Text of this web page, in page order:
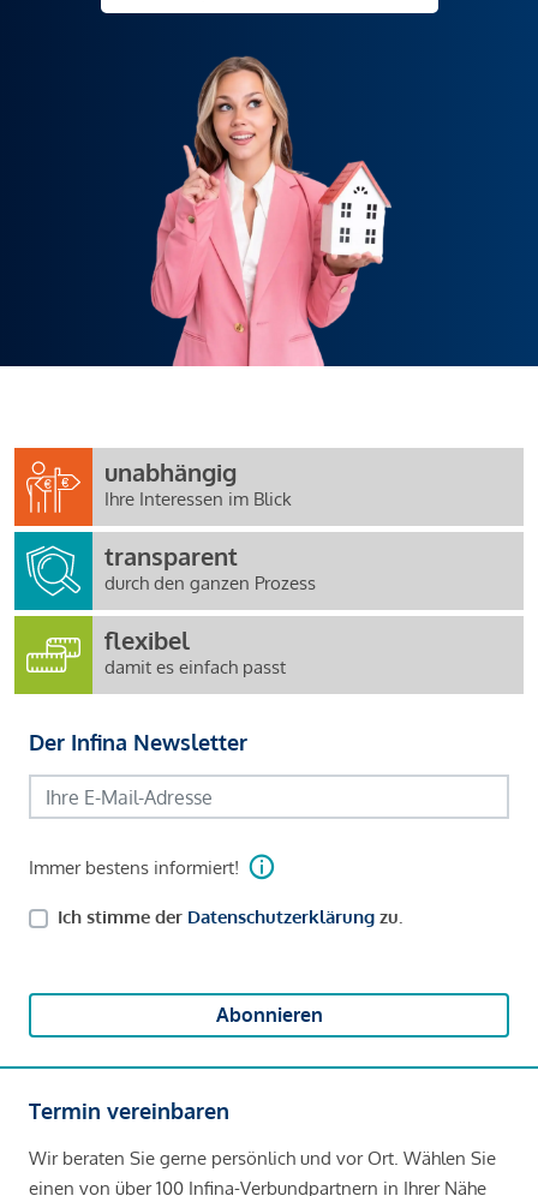
unabhängig
Ihre Interessen im Blick
transparent
durch den ganzen Prozess
flexibel
damit es einfach passt
Der Infina Newsletter
Immer bestens informiert!
Ich stimme der Datenschutzerklärung zu.
Abonnieren
Termin vereinbaren
Wir beraten Sie gerne persönlich und vor Ort. Wählen Sie
einen von über 100 Infina-Verbundpartnern in Ihrer Nähe